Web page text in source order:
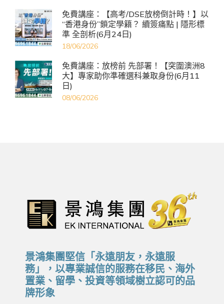
免費講座：【高考/DSE放榜倒計時！】以
“香港身份”鎖定學籍？ 續簽痛點 | 隱形標
準 全剖析(6月24日)
18/06/2026
免費講座：放榜前 先部署！【突圍澳洲8
大】專家助你準確選科兼取身份(6月11
日)
08/06/2026
景鴻集團堅信「永遠朋友，永遠服
務」，以專業誠信的服務在移民、海外
置業、留學、投資等領域樹立認可的品
牌形象